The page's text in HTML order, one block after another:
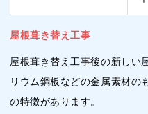
屋根葺き替え工事
屋根葺き替え工事後の新しい
リウム鋼板などの金属素材の
の特徴があります。